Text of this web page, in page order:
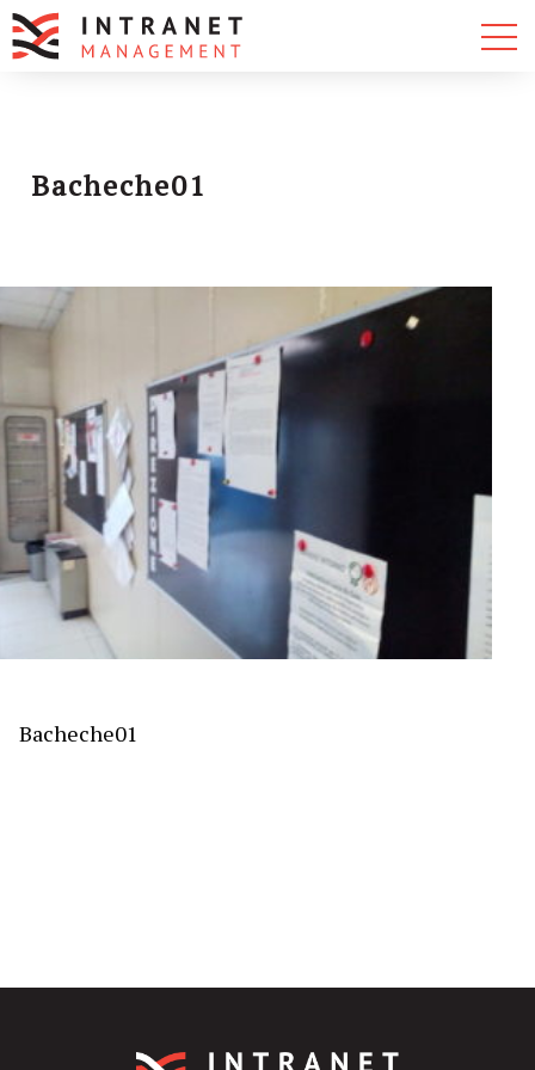
Bacheche01
Bacheche01